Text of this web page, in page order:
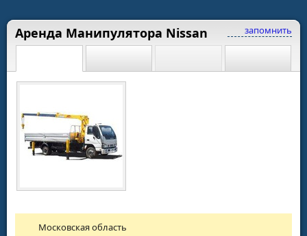
запомнить
Аренда Манипулятора Nissan
Московская область